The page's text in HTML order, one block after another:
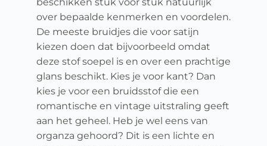
over bepaalde kenmerken en voordelen.
De meeste bruidjes die voor satijn
kiezen doen dat bijvoorbeeld omdat
deze stof soepel is en over een prachtige
glans beschikt. Kies je voor kant? Dan
kies je voor een bruidsstof die een
romantische en vintage uitstraling geeft
aan het geheel. Heb je wel eens van
organza gehoord? Dit is een lichte en